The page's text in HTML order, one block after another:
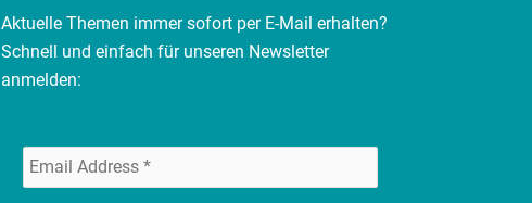
Aktuelle Themen immer sofort per E-Mail erhalten?
Schnell und einfach für unseren Newsletter
anmelden: